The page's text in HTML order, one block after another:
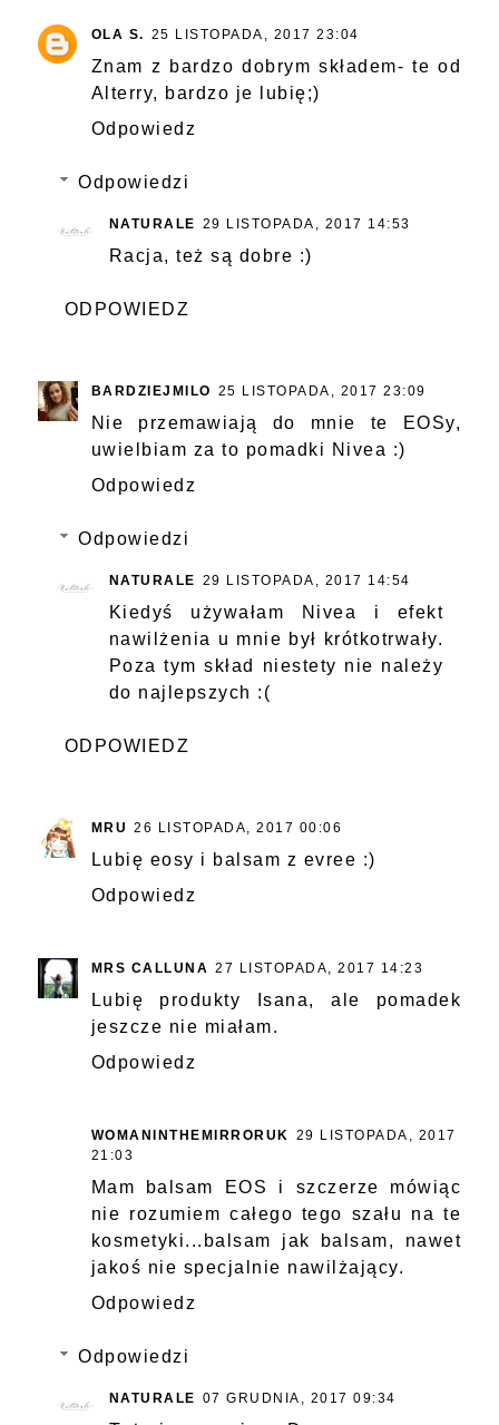
OLA S. 25 LISTOPADA, 2017 23:04
Znam z bardzo dobrym składem- te od
Alterry, bardzo je lubię;)
Odpowiedz
Odpowiedzi
NATURALE 29 LISTOPADA, 2017 14:53
Racja, też są dobre :)
ODPOWIEDZ
BARDZIEJMILO 25 LISTOPADA, 2017 23:09
Nie przemawiają do mnie te EOSy,
uwielbiam za to pomadki Nivea :)
Odpowiedz
Odpowiedzi
NATURALE 29 LISTOPADA, 2017 14:54
Kiedyś używałam Nivea i efekt
nawilżenia u mnie był krótkotrwały.
Poza tym skład niestety nie należy
do najlepszych :(
ODPOWIEDZ
MRU 26 LISTOPADA, 2017 00:06
Lubię eosy i balsam z evree :)
Odpowiedz
MRS CALLUNA 27 LISTOPADA, 2017 14:23
Lubię produkty Isana, ale pomadek
jeszcze nie miałam.
Odpowiedz
WOMANINTHEMIRRORUK 29 LISTOPADA, 2017
21:03
Mam balsam EOS i szczerze mówiąc
nie rozumiem całego tego szału na te
kosmetyki...balsam jak balsam, nawet
jakoś nie specjalnie nawilżający.
Odpowiedz
Odpowiedzi
NATURALE 07 GRUDNIA, 2017 09:34